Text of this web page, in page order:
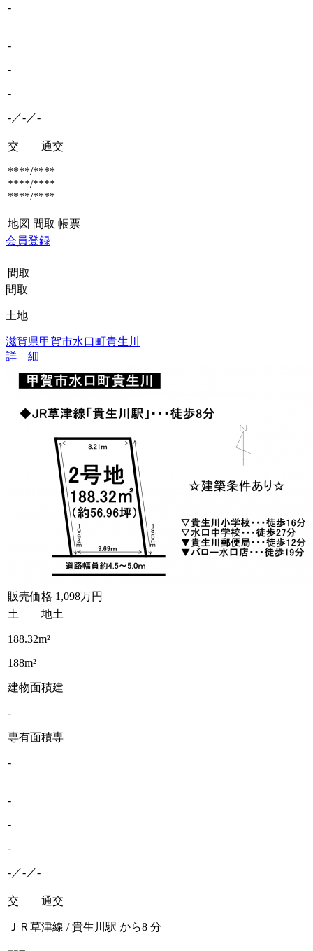
-
-
-
-
-／-／-
交 通交
****/****
****/****
****/****
地図 間取 帳票
会員登録
間取
間取
土地
滋賀県甲賀市水口町貴生川
詳 細
販売価格 1,098万円
土 地土
188.32m²
188m²
建物面積建
-
専有面積専
-
-
-
-
-／-／-
交 通交
ＪＲ草津線 / 貴生川駅 から8 分